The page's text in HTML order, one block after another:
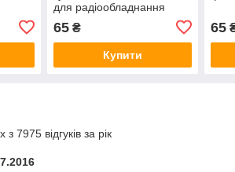
для радіообладнання
65₴
Купити
65
7975 відгуків за рік